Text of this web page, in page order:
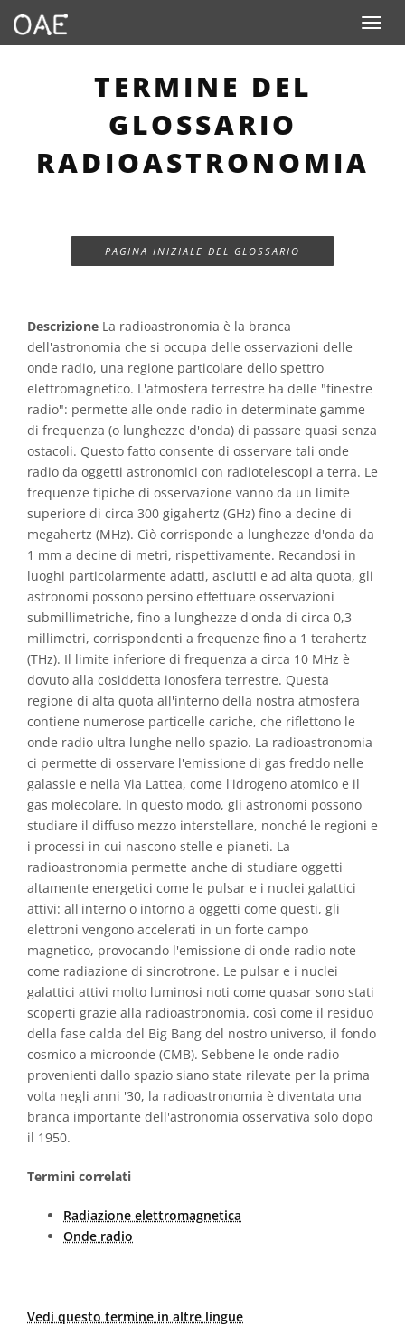
Toggle
TERMINE DEL
GLOSSARIO
RADIOASTRONOMIA
PAGINA INIZIALE DEL GLOSSARIO
Descrizione La radioastronomia è la branca
dell'astronomia che si occupa delle osservazioni delle
onde radio, una regione particolare dello spettro
elettromagnetico. L'atmosfera terrestre ha delle "finestre
radio": permette alle onde radio in determinate gamme
di frequenza (o lunghezze d'onda) di passare quasi senza
ostacoli. Questo fatto consente di osservare tali onde
radio da oggetti astronomici con radiotelescopi a terra. Le
frequenze tipiche di osservazione vanno da un limite
superiore di circa 300 gigahertz (GHz) fino a decine di
megahertz (MHz). Ciò corrisponde a lunghezze d'onda da
1 mm a decine di metri, rispettivamente. Recandosi in
luoghi particolarmente adatti, asciutti e ad alta quota, gli
astronomi possono persino effettuare osservazioni
submillimetriche, fino a lunghezze d'onda di circa 0,3
millimetri, corrispondenti a frequenze fino a 1 terahertz
(THz). Il limite inferiore di frequenza a circa 10 MHz è
dovuto alla cosiddetta ionosfera terrestre. Questa
regione di alta quota all'interno della nostra atmosfera
contiene numerose particelle cariche, che riflettono le
onde radio ultra lunghe nello spazio. La radioastronomia
ci permette di osservare l'emissione di gas freddo nelle
galassie e nella Via Lattea, come l'idrogeno atomico e il
gas molecolare. In questo modo, gli astronomi possono
studiare il diffuso mezzo interstellare, nonché le regioni e
i processi in cui nascono stelle e pianeti. La
radioastronomia permette anche di studiare oggetti
altamente energetici come le pulsar e i nuclei galattici
attivi: all'interno o intorno a oggetti come questi, gli
elettroni vengono accelerati in un forte campo
magnetico, provocando l'emissione di onde radio note
come radiazione di sincrotrone. Le pulsar e i nuclei
galattici attivi molto luminosi noti come quasar sono stati
scoperti grazie alla radioastronomia, così come il residuo
della fase calda del Big Bang del nostro universo, il fondo
cosmico a microonde (CMB). Sebbene le onde radio
provenienti dallo spazio siano state rilevate per la prima
volta negli anni '30, la radioastronomia è diventata una
branca importante dell'astronomia osservativa solo dopo
il 1950.
Termini correlati
Radiazione elettromagnetica
Onde radio
Vedi questo termine in altre lingue